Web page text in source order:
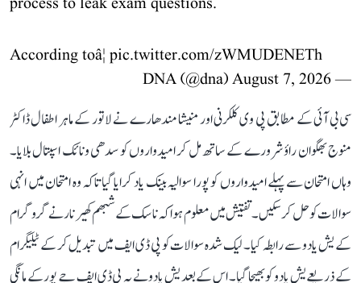
According toâ¦ pic.twitter.com/zWMUDENETh
— DNA (@dna)
August 7, 2026
سی بی آئی کے مطابق پی وی کلکرنی اور منیشا مندھارے نے لاتور کے ماہر اطفال ڈاکٹر
منوج بھگوان راؤ شرورے کے ساتھ مل کر امیدواروں کو سدھی ونائک اسپتال بلایا۔
وہاں امتحان سے پہلے امیدواروں کو پورا سوالیہ بینک یاد کرایا گیا تاکہ وہ امتحان میں انہی
سوالات کو حل کر سکیں۔ تفتیش میں معلوم ہوا کہ ناسک کے شبھم کھیرنار نے گروگرام
کے یش یادو سے رابطہ کیا۔ لیک شدہ سوالات کو پی ڈی ایف میں تبدیل کر کے ٹیلیگرام
کے ذریعے یش یادو کو بھیجا گیا۔ اس کے بعد یش یادو نے یہ پی ڈی ایف جے پور کے مانگی